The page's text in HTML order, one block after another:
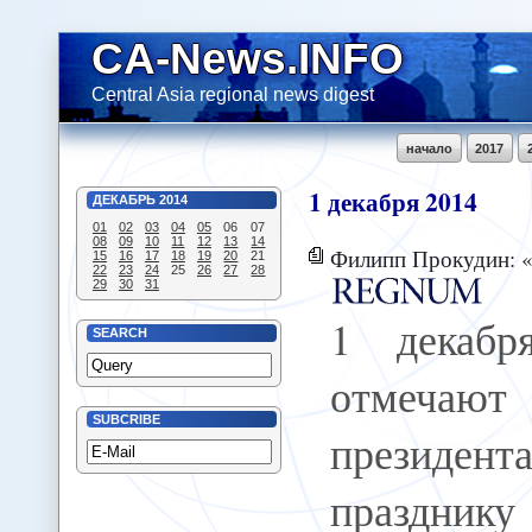
CA-News.INFO
Central Asia regional news digest
2017
начало
ДЕКАБРЬ 2014
01
02 03 04 05 06
07
08
09 10 11 12 13
14
15
16 17 18 19 20
21
22
23 24 25 26 27
28
29
30 31
SEARCH
SUBCRIBE
1декабря2014
Филипп Прокудин: «Руководящая и
1